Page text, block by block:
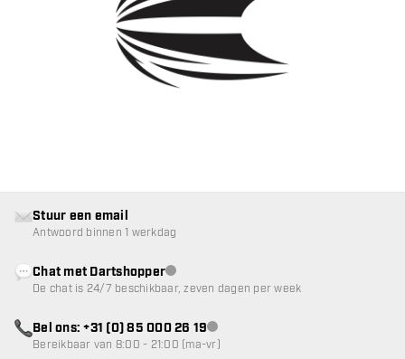
Stuur een email
Antwoord binnen 1 werkdag
Chat met Dartshopperklantenservice niet beschikbaar
De chat is 24/7 beschikbaar, zeven dagen per week
Bel ons: +31 (0) 85 000 26 19klantenservice niet beschikbaar
Bereikbaar van 8:00 - 21:00 (ma-vr)